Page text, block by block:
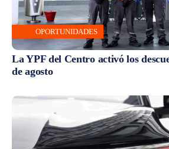
OPORTUNIDADES
La YPF del Centro activó los
de agosto